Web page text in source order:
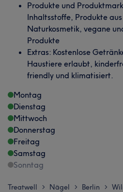
Produkte und
Inhaltsstoffe, Produkte
Naturkosmetik, vegane
Produkte
Extras: Kostenlose
Haustiere erlaubt,
friendly und klimatisiert.
Montag
Dienstag
Mittwoch
Donnerstag
Freitag
Samstag
Sonntag
Treatwell > Nägel > Berlin >